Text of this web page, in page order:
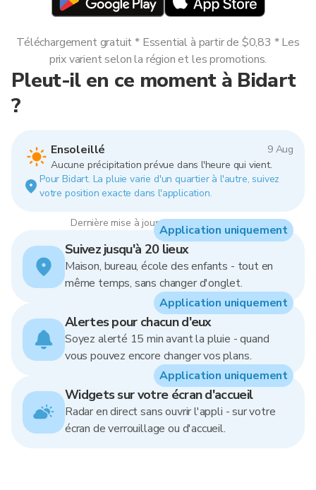
Pleut-il en ce moment à Bidart
?
Ensoleillé
9 Aug
Aucune précipitation prévue dans l'heure qui vient.
Pour Bidart. La pluie varie d'un quartier à l'autre, suivez
votre position exacte dans l'application.
Dernière mise à jour : 09:00, 9 Aug 2026
Téléchargement gratuit * Essential à partir de $0,83 * Les
prix varient selon la région et les promotions.
Suivez jusqu'à 20 lieux
Maison, bureau, école des enfants - tout en
même temps, sans changer d'onglet.
Application uniquement
Alertes pour chacun d'eux
Soyez alerté 15 min avant la pluie - quand
vous pouvez encore changer vos plans.
Application uniquement
Widgets sur votre écran d'accueil
Radar en direct sans ouvrir l'appli - sur votre
écran de verrouillage ou d'accueil.
Application uniquement